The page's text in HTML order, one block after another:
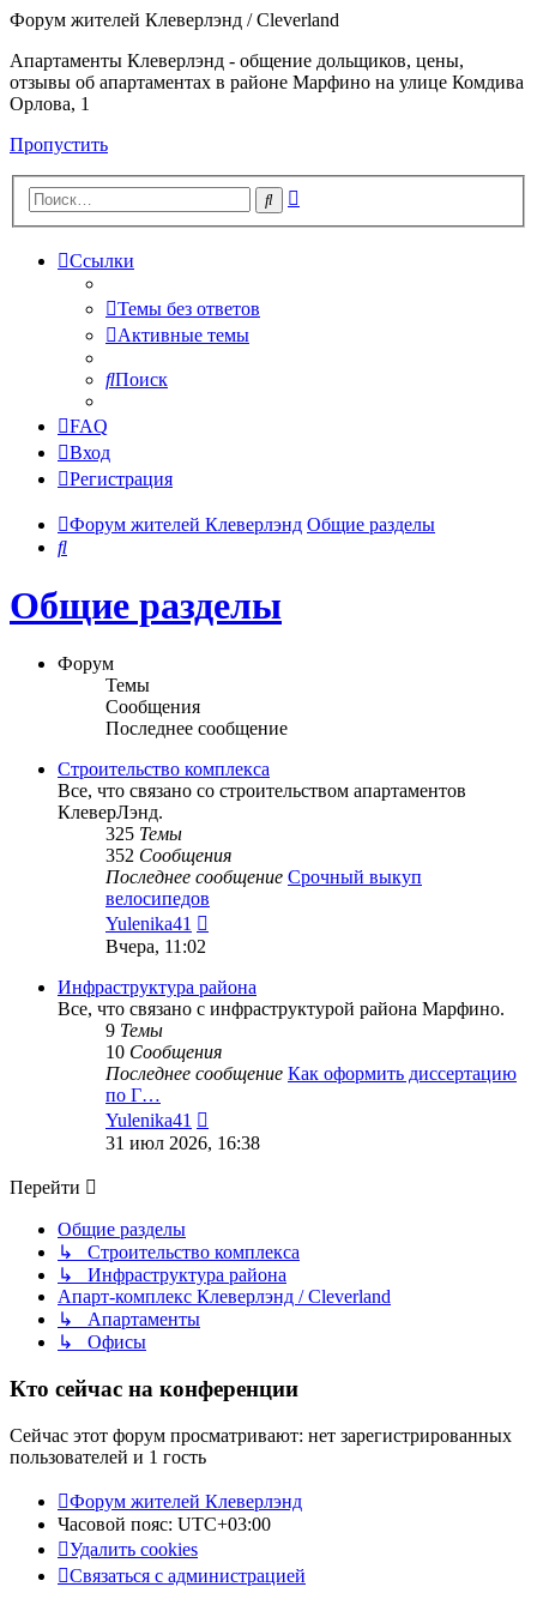
Форум жителей Клеверлэнд / Cleverland
Апартаменты Клеверлэнд - общение дольщиков, цены,
отзывы об апартаментах в районе Марфино на улице Комдива
Орлова, 1
Пропустить
Поиск
Ссылки
Темы без ответов
Активные темы
Поиск
FAQ
Вход
Регистрация
Форум жителей Клеверлэнд Общие разделы
Поиск
Общие разделы
Форум
Темы
Сообщения
Последнее сообщение
Строительство комплекса
Все, что связано со строительством апартаментов
КлеверЛэнд.
325 Темы
352 Сообщения
Последнее сообщение Срочный выкуп
велосипедов
Yulenika41
сообщению
Вчера, 11:02
Инфраструктура района
Все, что связано с инфраструктурой района Марфино.
9 Темы
10 Сообщения
Последнее сообщение Как оформить диссертацию
по Г…
Yulenika41
31 июл 2026, 16:38
Перейти
Общие разделы
↳ Строительство комплекса
↳ Инфраструктура района
Апарт-комплекс Клеверлэнд / Cleverland
↳ Апартаменты
↳ Офисы
Кто сейчас на конференции
Сейчас этот форум просматривают: нет зарегистрированных
пользователей и 1 гость
Форум жителей Клеверлэнд
Часовой пояс: UTC+03:00
Удалить cookies
Связаться с администрацией